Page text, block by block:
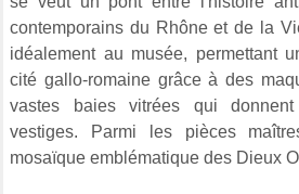
contemporains du Rhône et de la
idéalement au musée, permettant
cité gallo-romaine grâce à des
vastes baies vitrées qui
vestiges. Parmi les pièces
mosaïque emblématique des Dieux